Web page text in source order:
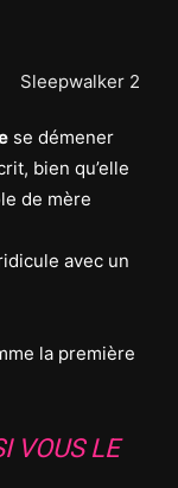
se démener
bien qu’elle
de mère
avec un
la première
VOUS LE